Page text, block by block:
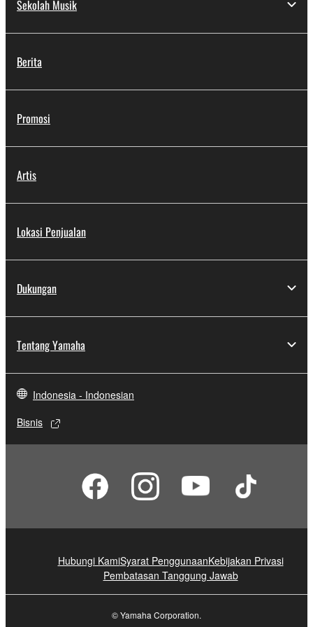
akustik di headphone
Sekolah Musik
Berita
Promosi
Artis
Lokasi Penjualan
Dukungan
Tentang Yamaha
Indonesia - Indonesian
Bisnis
Hubungi KamiSyarat PenggunaanKebijakan Privasi
Pembatasan Tanggung Jawab
© Yamaha Corporation.